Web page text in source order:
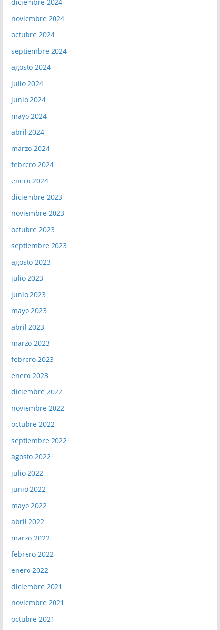
diciembre 2024
noviembre 2024
octubre 2024
septiembre 2024
agosto 2024
julio 2024
junio 2024
mayo 2024
abril 2024
marzo 2024
febrero 2024
enero 2024
diciembre 2023
noviembre 2023
octubre 2023
septiembre 2023
agosto 2023
julio 2023
junio 2023
mayo 2023
abril 2023
marzo 2023
febrero 2023
enero 2023
diciembre 2022
noviembre 2022
octubre 2022
septiembre 2022
agosto 2022
julio 2022
junio 2022
mayo 2022
abril 2022
marzo 2022
febrero 2022
enero 2022
diciembre 2021
noviembre 2021
octubre 2021